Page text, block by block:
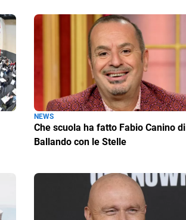
NEWS
Che scuola ha fatto Fabio Canino di
Ballando con le Stelle